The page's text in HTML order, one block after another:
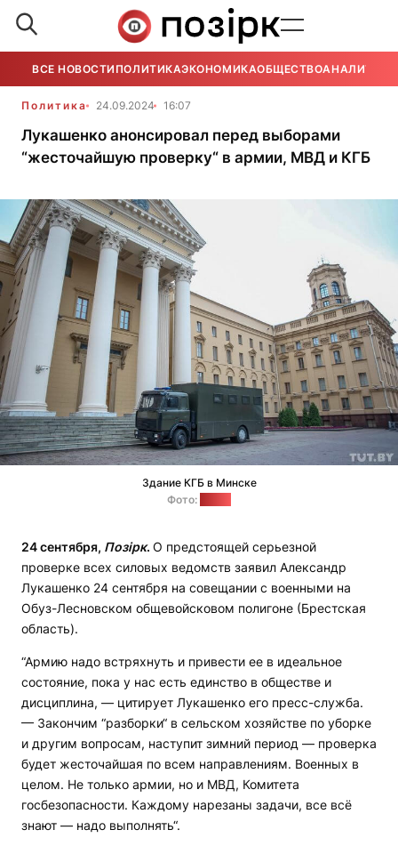
ВСЕ НОВОСТИ ПОЛИТИКАЭКОНОМИКАОБЩЕСТВОАНАЛИТИКА
Политика 24.09.2024 16:07
Лукашенко анонсировал перед выборами
“жесточайшую проверку“ в армии, МВД и КГБ
Здание КГБ в Минске
Фото:
24 сентября, Позірк. О предстоящей серьезной
проверке всех силовых ведомств заявил Александр
Лукашенко 24 сентября на совещании с военными на
Обуз-Лесновском общевойсковом полигоне (Брестская
область).
“Армию надо встряхнуть и привести ее в идеальное
состояние, пока у нас есть единство в обществе и
дисциплина, — цитирует Лукашенко его пресс-служба.
— Закончим “разборки“ в сельском хозяйстве по уборке
и другим вопросам, наступит зимний период — проверка
будет жесточайшая по всем направлениям. Военных в
целом. Не только армии, но и МВД, Комитета
госбезопасности. Каждому нарезаны задачи, все всё
знают — надо выполнять“.